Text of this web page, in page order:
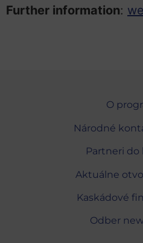
Further information:
O
Národné
Partneri do
Aktuálne
Kaskádové
Odber